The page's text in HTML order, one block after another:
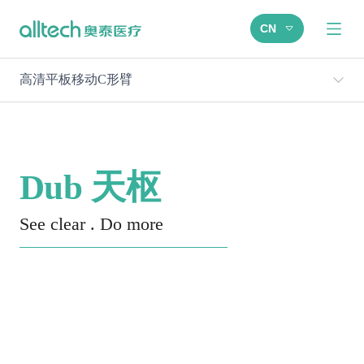
CN
高清平板移动C形臂
Dub 天枢
See clear . Do more